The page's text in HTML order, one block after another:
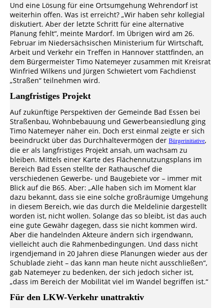
Und eine Lösung für eine Ortsumgehung Wehrendorf ist
weiterhin offen. Was ist erreicht? „Wir haben sehr kollegial
diskutiert. Aber der letzte Schritt für eine alternative
Planung fehlt“, meinte Mardorf. Im Übrigen wird am 26.
Februar im Niedersächsischen Ministerium für Wirtschaft,
Arbeit und Verkehr ein Treffen in Hannover stattfinden, an
dem Bürgermeister Timo Natemeyer zusammen mit Kreisrat
Winfried Wilkens und Jürgen Schwietert vom Fachdienst
„Straßen“ teilnehmen wird.
Langfristiges Projekt
Auf zukünftige Perspektiven der Gemeinde Bad Essen bei
Straßenbau, Wohnbebauung und Gewerbeansiedlung ging
Timo Natemeyer näher ein. Doch erst einmal zeigte er sich
beeindruckt über das Durchhaltevermögen der Bürgerinitiative,
die er als langfristiges Projekt ansah, um wachsam zu
bleiben. Mittels einer Karte des Flächennutzungsplans im
Bereich Bad Essen stellte der Rathauschef die
verschiedenen Gewerbe- und Baugebiete vor – immer mit
Blick auf die B65. Aber: „Alle haben sich im Moment klar
dazu bekannt, dass sie eine solche großräumige Umgehung
in diesem Bereich, wie das durch die Meldelinie dargestellt
worden ist, nicht wollen. Solange das so bleibt, ist das auch
eine gute Gewähr dagegen, dass sie nicht kommen wird.
Aber die handelnden Akteure ändern sich irgendwann,
vielleicht auch die Rahmenbedingungen. Und dass nicht
irgendjemand in 20 Jahren diese Planungen wieder aus der
Schublade zieht – das kann man heute nicht ausschließen“,
gab Natemeyer zu bedenken, der sich jedoch sicher ist,
„dass im Bereich der Mobilität viel im Wandel begriffen ist.“
Für den LKW-Verkehr unattraktiv